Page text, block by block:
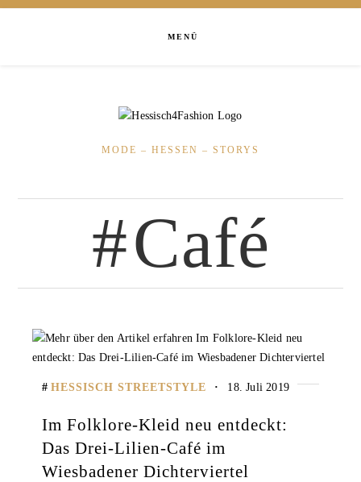
MENÜ
MODE – HESSEN – STORYS
Café
HESSISCH STREETSTYLE 18. Juli 2019
Im Folklore-Kleid neu entdeckt:
Das Drei-Lilien-Café im
Wiesbadener Dichterviertel